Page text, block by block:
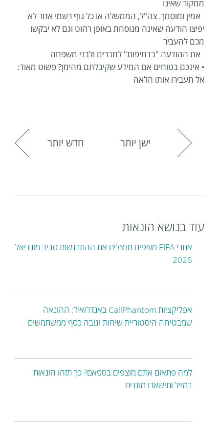
ממקור שאינו
אמין ומוסמך. צה"ל, הממשלה או כל גוף רשמי אחר לא
יפיצו הודעה שאינה מנוסחת באופן רהוט וגם לא יבקשו
מכם להעביר
את ההודעה "בדחיפות" לחברים ולבני משפחה
• אינכם בטוחים אם המידע שקיבלתם מהימן? פשוט מאוד:
אל תעבירו אותו הלאה
ישן יותר חדש יותר
עוד בנושא הונאות
אתרי FIFA מזויפים מנצלים את ההתרגשות סביב מונדיאל
2026
אפליקציות CallPhantom באנדרואיד: ההונאה
שמבטיחה היסטוריית שיחות וגובה כסף ממשתמשים
למה פתאום אתם מוצפים בספאם? כך תזהו הונאות
במייל ותישארו מוגנים